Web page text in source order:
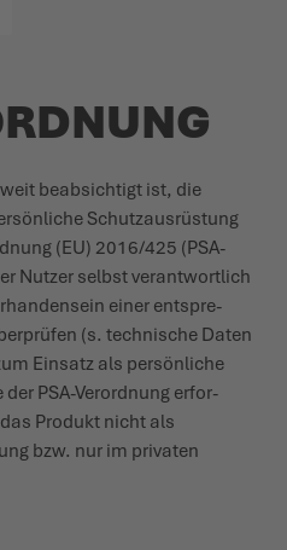
beab­sichtigt ist, die
Schutz­aus­rüstung
(EU) 2016/425 (PSA-
Nutzer selbst verant­wortlich
einer entspre­
(s. tech­nische Daten
Einsatz als persönliche
PSA-Verordnung erfor­
Produkt nicht als
bzw. nur im privaten